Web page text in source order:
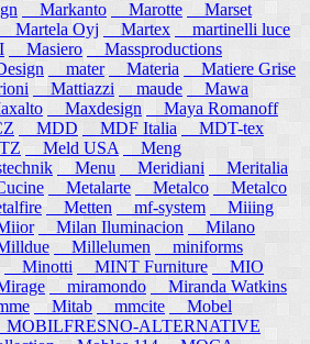
Markanto Marotte
Marset
Martela Oyj Martex
martinelli luce
Masiero
Massproductions
mater Materia
Matiere Grise
Mattiazzi maude
Mawa
Maxdesign
Maya Romanoff
MDD MDF Italia
MDT-tex
Meld USA
Meng
Menu Meridiani
Meritalia
Metalarte Metalco
Metalco
Metten mf-system
Miiing
Milan Iluminacion
Milano
Millelumen
miniforms
Minotti MINT Furniture
MIO
miramondo
Miranda Watkins
Mitab mmcite
Mobel
ALTERNATIVE